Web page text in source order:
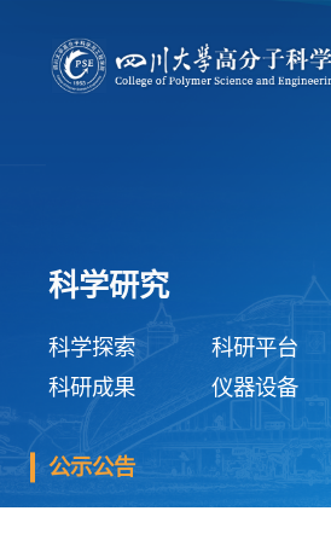
科学研究
科学探索 科研平台
科研成果
仪器设备
公示公告